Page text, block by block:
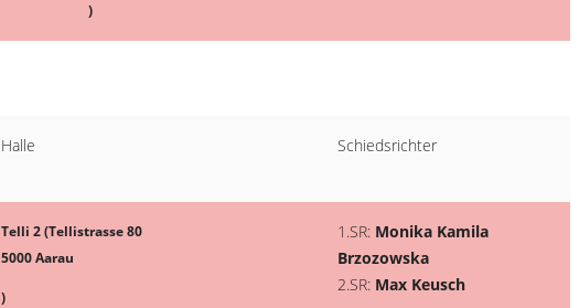
)
Halle Schiedsrichter
Telli 2 (Tellistrasse 80
5000 Aarau
)
1.SR: Monika Kamila
Brzozowska
2.SR: Max Keusch